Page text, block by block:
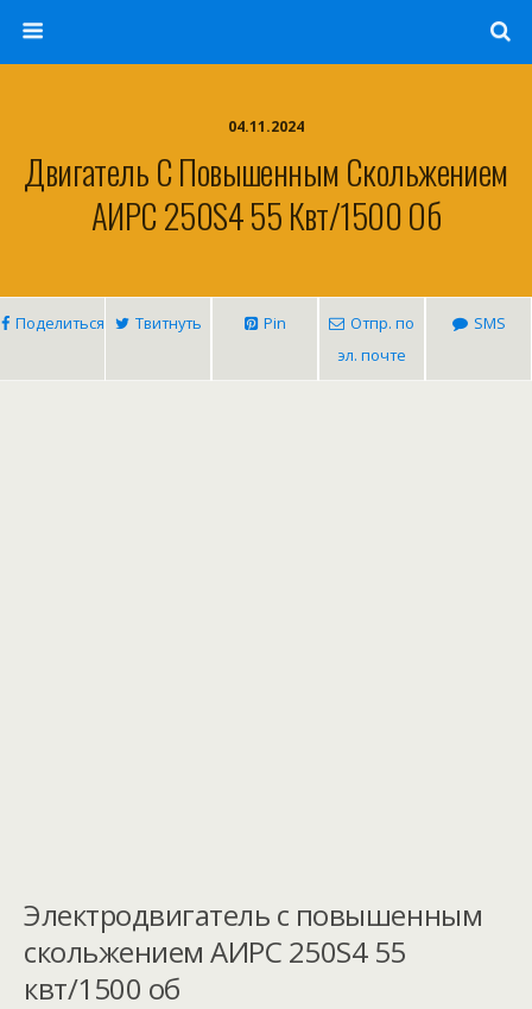
04.11.2024
Двигатель С Повышенным Скольжением
АИРС 250S4 55 Квт/1500 Об
Поделиться Твитнуть Pin
Отпр. по
эл. почте
SMS
Электродвигатель с повышенным
скольжением АИРС 250S4 55
квт/1500 об